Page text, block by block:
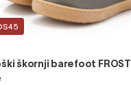
škornji barefoot